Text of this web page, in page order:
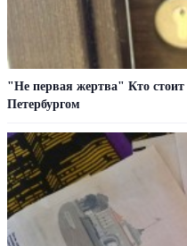
"Не первая жертва" Кто стоит
Петербургом